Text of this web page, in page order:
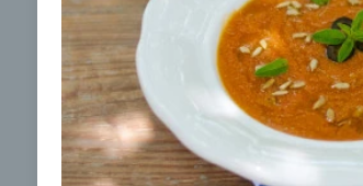
00:25 Zobraziť
Odber noviniek a